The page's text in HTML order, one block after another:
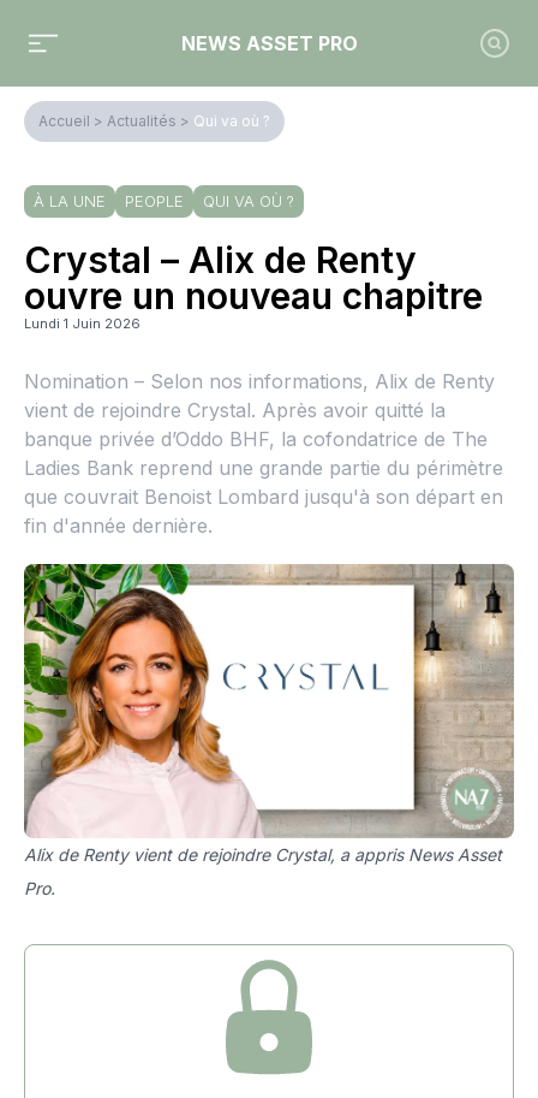
NEWS ASSET PRO
Accueil > Actualités > Qui va où ?
À LA UNE PEOPLE QUI VA OÙ ?
Crystal – Alix de Renty
ouvre un nouveau chapitre
Lundi 1 Juin 2026
Nomination – Selon nos informations, Alix de Renty
vient de rejoindre Crystal. Après avoir quitté la
banque privée d’Oddo BHF, la cofondatrice de The
Ladies Bank reprend une grande partie du périmètre
que couvrait Benoist Lombard jusqu'à son départ en
fin d'année dernière.
Alix de Renty vient de rejoindre Crystal, a appris News Asset
Pro.